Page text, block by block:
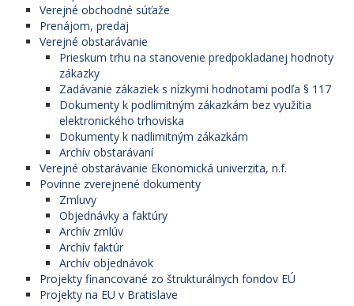
Verejné obchodné súťaže
Prenájom, predaj
Verejné obstarávanie
Prieskum trhu na stanovenie predpokladanej hodnoty
zákazky
Zadávanie zákaziek s nízkymi hodnotami podľa § 117
Dokumenty k podlimitným zákazkám bez využitia
elektronického trhoviska
Dokumenty k nadlimitným zákazkám
Archív obstarávaní
Verejné obstarávanie Ekonomická univerzita, n.f.
Povinne zverejnené dokumenty
Zmluvy
Objednávky a faktúry
Archív zmlúv
Archív faktúr
Archív objednávok
Projekty financované zo štrukturálnych fondov EÚ
Projekty na EU v Bratislave